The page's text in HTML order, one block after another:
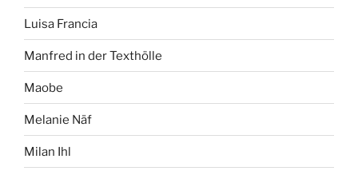
Luisa Francia
Manfred in der Texthölle
Maobe
Melanie Näf
Milan Ihl